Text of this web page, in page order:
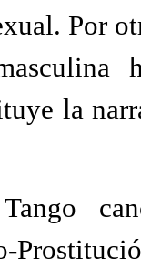
Por
la
Tango